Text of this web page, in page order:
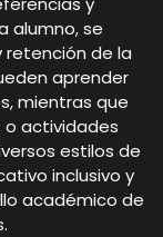
alumno, se
retención de la
aprender
mientras que
actividades
estilos de
inclusivo y
académico de